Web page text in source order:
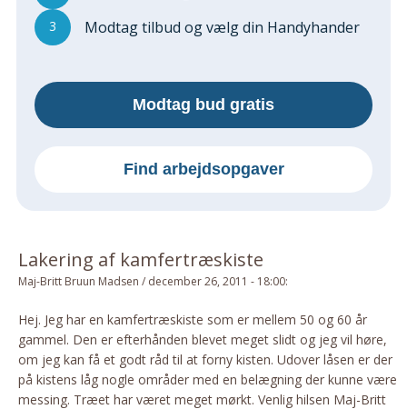
Kan Det Males?
MURER
Reparationer
Om Materialer
HANDYMAN
Tips Og Tricks
Kemi
Andet
Båd
GARTNER
3 Modtag tilbud og vælg din Handyhander
Modtag bud gratis
Find arbejdsopgaver
Lakering af kamfertræskiste
Maj-Britt Bruun Madsen / december 26, 2011 - 18:00:
Hej. Jeg har en kamfertræskiste som er mellem 50 og 60 år
gammel. Den er efterhånden blevet meget slidt og jeg vil høre,
om jeg kan få et godt råd til at forny kisten. Udover låsen er der
på kistens låg nogle områder med en belægning der kunne være
messing. Træet har været meget mørkt. Venlig hilsen Maj-Britt